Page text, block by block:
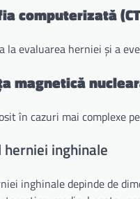
computerizată
la evaluarea herniei și a
magnetică
în cazuri mai complexe
inghinale
inghinale depinde de